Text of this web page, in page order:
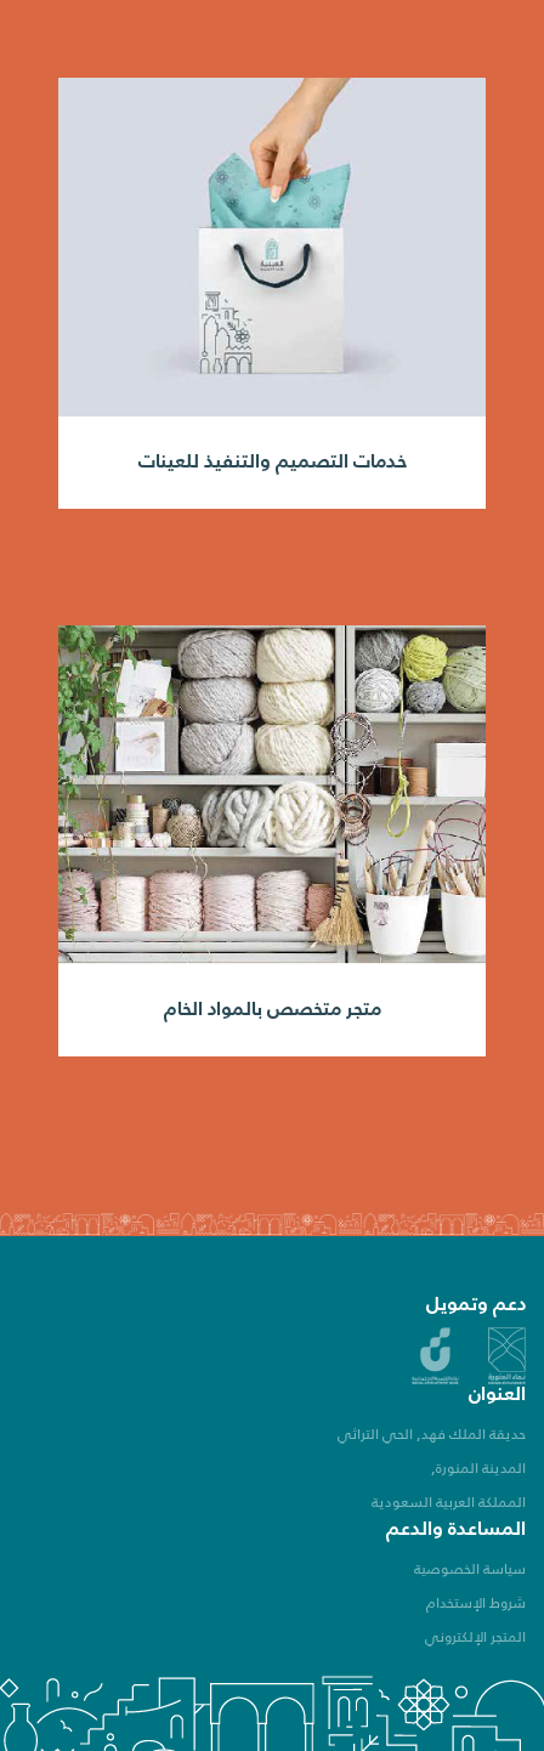
خدمات التصميم والتنفيذ للعينات
متجر متخصص بالمواد الخام
دعم وتمويل
العنوان
حديقة الملك فهد, الحي التراثي
المدينة المنورة,
المملكة العربية السعودية
المساعدة والدعم
سياسة الخصوصية
شروط الإستخدام
المتجر الإلكتروني